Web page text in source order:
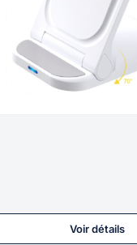
Voir détails